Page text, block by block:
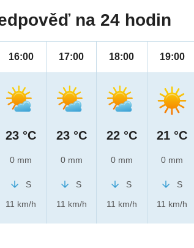
na 24 hodin
16:00
23 °C
0 mm
S
11 km/h
17:00
23 °C
0 mm
S
11 km/h
18:00
22 °C
0 mm
S
11 km/h
19:00
21 °C
0 mm
S
11 km/h